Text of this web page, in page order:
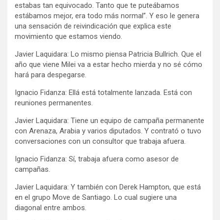
estabas tan equivocado. Tanto que te puteábamos
estábamos mejor, era todo más normal”. Y eso le genera
una sensación de reivindicación que explica este
movimiento que estamos viendo.
Javier Laquidara: Lo mismo piensa Patricia Bullrich. Que el
año que viene Milei va a estar hecho mierda y no sé cómo
hará para despegarse.
Ignacio Fidanza: Ellá está totalmente lanzada. Está con
reuniones permanentes.
Javier Laquidara: Tiene un equipo de campaña permanente
con Arenaza, Arabia y varios diputados. Y contrató o tuvo
conversaciones con un consultor que trabaja afuera.
Ignacio Fidanza: Sí, trabaja afuera como asesor de
campañas.
Javier Laquidara: Y también con Derek Hampton, que está
en el grupo Move de Santiago. Lo cual sugiere una
diagonal entre ambos.